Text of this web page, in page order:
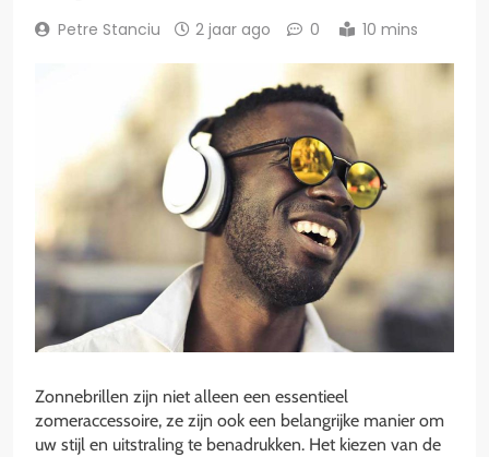
Petre Stanciu 2 jaar ago 0 10 mins
Zonnebrillen zijn niet alleen een essentieel
zomeraccessoire, ze zijn ook een belangrijke manier om
uw stijl en uitstraling te benadrukken. Het kiezen van de